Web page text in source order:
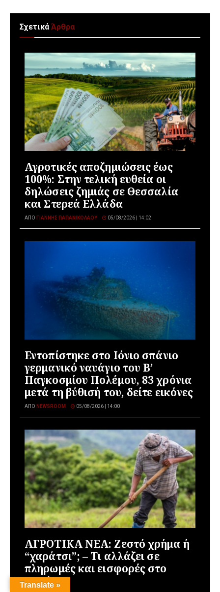
ΣχετικάΆρθρα
Αγροτικές αποζημιώσεις έως
100%: Στην τελική ευθεία οι
δηλώσεις ζημιάς σε Θεσσαλία
και Στερεά Ελλάδα
ΑΠΌ ΓΙΆΝΝΗΣ ΠΑΠΑΝΙΚΟΛΆΟΥ 05/08/2026 | 14:02
Εντοπίστηκε στο Ιόνιο σπάνιο
γερμανικό ναυάγιο του Β’
Παγκοσμίου Πολέμου, 83 χρόνια
μετά τη βύθισή του, δείτε εικόνες
ΑΠΌ NEWSROOM 05/08/2026 | 14:00
ΑΓΡΟΤΙΚΑ ΝΕΑ: Ζεστό χρήμα ή
“χαράτσι”; – Τι αλλάζει σε
πληρωμές και εισφορές στο
χωράφι
Translate »